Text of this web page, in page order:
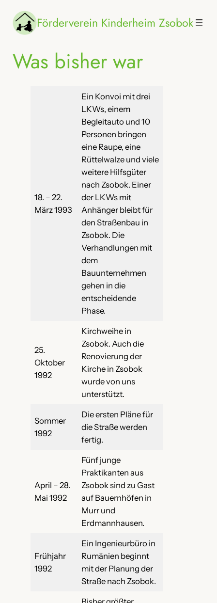
Zum
Inhalt
springen
Förderverein Kinderheim Zsobok
Was bisher war
18. – 22.
März 1993
Ein Konvoi mit drei
LKWs, einem
Begleitauto und 10
Personen bringen
eine Raupe, eine
Rüttelwalze und viele
weitere Hilfsgüter
nach Zsobok. Einer
der LKWs mit
Anhänger bleibt für
den Straßenbau in
Zsobok. Die
Verhandlungen mit
dem
Bauunternehmen
gehen in die
entscheidende
Phase.
25.
Oktober
1992
Kirchweihe in
Zsobok. Auch die
Renovierung der
Kirche in Zsobok
wurde von uns
unterstützt.
Sommer
1992
Die ersten Pläne für
die Straße werden
fertig.
April – 28.
Mai 1992
Fünf junge
Praktikanten aus
Zsobok sind zu Gast
auf Bauernhöfen in
Murr und
Erdmannhausen.
Frühjahr
1992
Ein Ingenieurbüro in
Rumänien beginnt
mit der Planung der
Straße nach Zsobok.